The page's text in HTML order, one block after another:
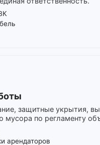
защитные укрытия,
мусора по регламенту
арендаторов